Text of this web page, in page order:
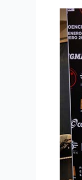
Se
Rasa,
thriller
Juan
Dolio